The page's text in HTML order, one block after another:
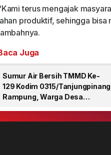
terus mengajak
produktif, sehingga bisa
Juga
Sumur Air Bersih TMMD Ke-
129 Kodim 0315/Tanjungpinang
Rampung, Warga Desa